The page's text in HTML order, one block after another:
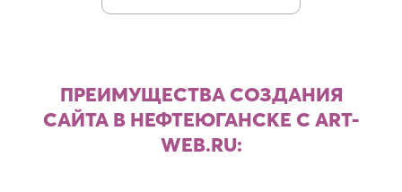
ПРЕИМУЩЕСТВА СОЗДАНИЯ
САЙТА В НЕФТЕЮГАНСКЕ С ART-
WEB.RU: